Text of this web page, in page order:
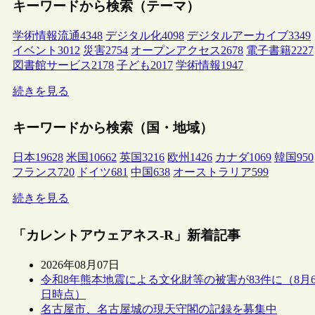
キーワードから検索（テーマ）
学術情報流通4348 デジタル化4098 デジタルアーカイブ3349
イベント 3012 災害2754 オープンアクセス2678 電子書籍2227
図書館サービス2178 子ども2017 学術情報1947
続きを見る
キーワードから検索（国・地域）
日本19628 米国 10662 英国3216 欧州 1426 カナダ1069 韓国950
フランス720 ドイツ681 中国638 オーストラリア599
続きを見る
「カレントアウェアネス-R」新着記事
2026年08月07日
令和8年熊本地震による文化財等の被害が83件に（8月
日時点）
名古屋市、名古屋城の現天守閣の記録を募集中